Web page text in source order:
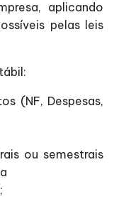
aplicando
pelas leis
(NF, Despesas,
ou semestrais